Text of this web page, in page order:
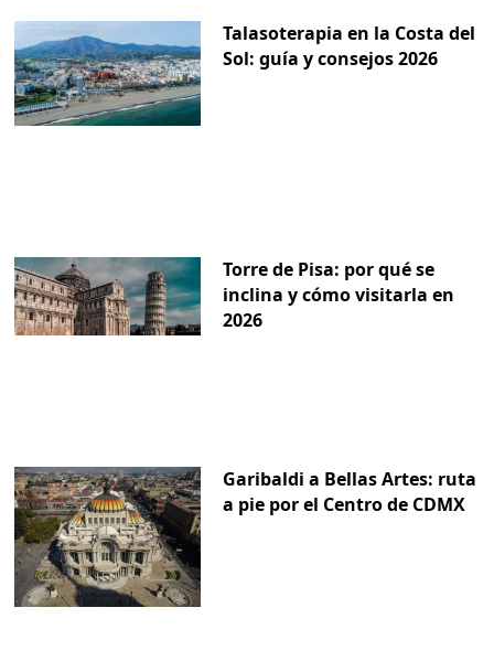
Talasoterapia en la Costa del
Sol: guía y consejos 2026
Torre de Pisa: por qué se
inclina y cómo visitarla en
2026
Garibaldi a Bellas Artes: ruta
a pie por el Centro de CDMX